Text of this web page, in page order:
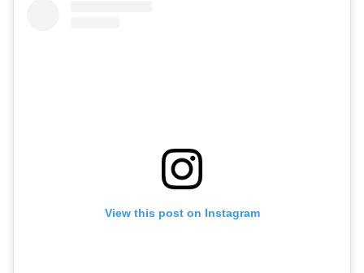
View this post on Instagram